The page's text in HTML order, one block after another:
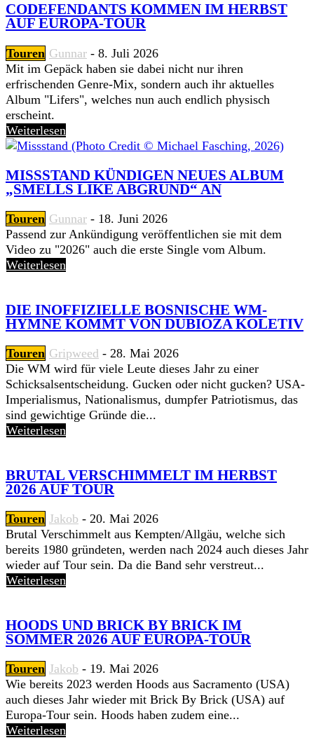
CODEFENDANTS KOMMEN IM HERBST
AUF EUROPA-TOUR
Touren Gunnar - 8. Juli 2026
Mit im Gepäck haben sie dabei nicht nur ihren
erfrischenden Genre-Mix, sondern auch ihr aktuelles
Album "Lifers", welches nun auch endlich physisch
erscheint.
Weiterlesen
MISSSTAND KÜNDIGEN NEUES ALBUM
„SMELLS LIKE ABGRUND“ AN
Touren Gunnar - 18. Juni 2026
Passend zur Ankündigung veröffentlichen sie mit dem
Video zu "2026" auch die erste Single vom Album.
Weiterlesen
DIE INOFFIZIELLE BOSNISCHE WM-
HYMNE KOMMT VON DUBIOZA KOLETIV
Touren Gripweed - 28. Mai 2026
Die WM wird für viele Leute dieses Jahr zu einer
Schicksalsentscheidung. Gucken oder nicht gucken? USA-
Imperialismus, Nationalismus, dumpfer Patriotismus, das
sind gewichtige Gründe die...
Weiterlesen
BRUTAL VERSCHIMMELT IM HERBST
2026 AUF TOUR
Touren Jakob - 20. Mai 2026
Brutal Verschimmelt aus Kempten/Allgäu, welche sich
bereits 1980 gründeten, werden nach 2024 auch dieses Jahr
wieder auf Tour sein. Da die Band sehr verstreut...
Weiterlesen
HOODS UND BRICK BY BRICK IM
SOMMER 2026 AUF EUROPA-TOUR
Touren Jakob - 19. Mai 2026
Wie bereits 2023 werden Hoods aus Sacramento (USA)
auch dieses Jahr wieder mit Brick By Brick (USA) auf
Europa-Tour sein. Hoods haben zudem eine...
Weiterlesen